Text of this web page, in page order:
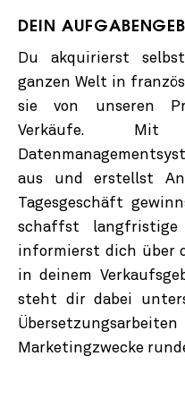
DEIN
Du akquirierst
ganzen Welt in
sie von unseren
Verkäufe. Mit
aus und erstellst
Tagesgeschäft
schaffst langfristige
informierst dich über
in deinem
steht dir dabei
Marketingzwecke